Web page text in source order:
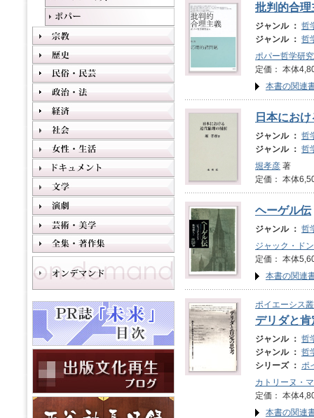
批判的合
ジャンル ： 哲
ジャンル ： 哲
ポパー哲学研
定価： 本体
本書の関連
日本にお
ジャンル ： 哲
ジャンル ： 哲
堀孝彦 著
定価： 本体
ヘーゲル伝
ジャンル ： 哲
ジャック・ド
定価： 本体
本書の関連
ポイエーシス
デリダと
ジャンル ： 哲
ジャンル ： 哲
シリーズ ： ポ
カトリーヌ・
定価： 本体
本書の関連